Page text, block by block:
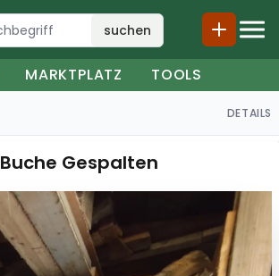
suchen
MARKTPLATZ TOOLS
DETAILS
Buche Gespalten